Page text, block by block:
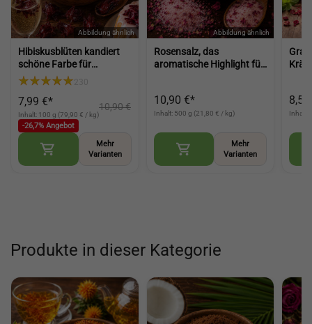
Hibiskusblüten kandiert
schöne Farbe für
Prosecco Wein Kuchen
(Candied Hibiscus
Flowers)
7,99 €*
Inhalt: 100 g (79,90 € / kg)
10,90 €
-26,7% Angebot
Mehr
Varianten
Rosensalz, das
aromatische Highlight für
besondere Gerichte (Rose
Petal Salt)
10,90 €*
Inhalt: 500 g (21,80 € / kg)
Mehr
Varianten
Inhalt:
Produkte in dieser Kategorie